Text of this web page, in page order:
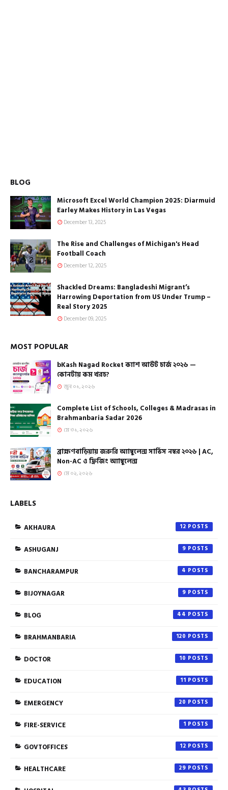
BLOG
Microsoft Excel World Champion 2025: Diarmuid
Earley Makes History in Las Vegas
December 13, 2025
The Rise and Challenges of Michigan's Head
Football Coach
December 12, 2025
Shackled Dreams: Bangladeshi Migrant’s
Harrowing Deportation from US Under Trump –
Real Story 2025
December 09, 2025
MOST POPULAR
bKash Nagad Rocket ক্যাশ আউট চার্জ ২০২৬ —
কোনটায় কম খরচ?
জুন ০১, ২০২৬
Complete List of Schools, Colleges & Madrasas in
Brahmanbaria Sadar 2026
মে ৩১, ২০২৬
ব্রাহ্মণবাড়িয়ায় জরুরি অ্যাম্বুলেন্স সার্ভিস নম্বর ২০২৬ | AC,
Non-AC ও ফ্রিজিং অ্যাম্বুলেন্স
মে ০২, ২০২৬
LABELS
AKHAURA 12
ASHUGANJ 9
BANCHARAMPUR 4
BIJOYNAGAR 9
BLOG 44
BRAHMANBARIA 120
DOCTOR 10
EDUCATION 11
EMERGENCY 20
FIRE-SERVICE 1
GOVTOFFICES 12
HEALTHCARE 29